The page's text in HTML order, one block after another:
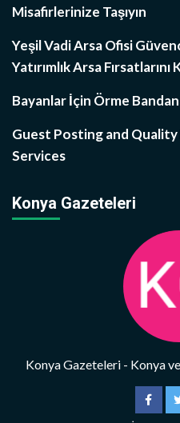
Misafirlerinize Taşıyın
Yeşil Vadi Arsa Ofisi
Yatırımlık Arsa
Bayanlar İçin Örme
Guest Posting and
Services
Konya Gazeteleri
Konya Gazeteleri - Konya